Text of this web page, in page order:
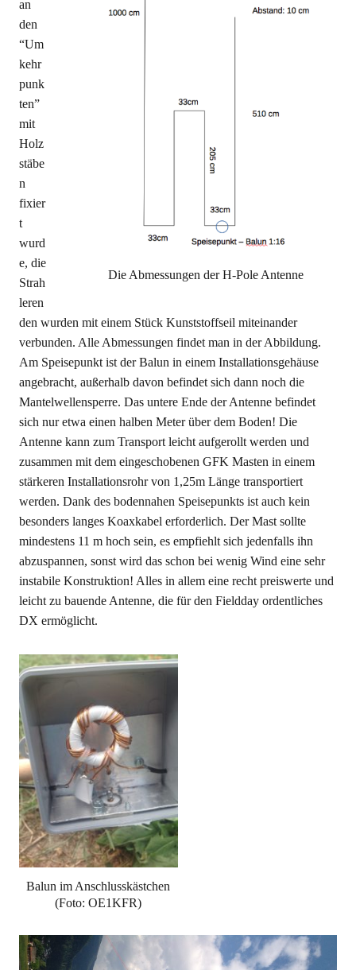
Die Abmessungen der H-Pole Antenne
an
den
“Um
kehr
punk
ten”
mit
Holz
stäbe
n
fixier
t
wurd
e, die
Strah
leren
den wurden mit einem Stück Kunststoffseil miteinander
verbunden. Alle Abmessungen findet man in der Abbildung.
Am Speisepunkt ist der Balun in einem Installationsgehäuse
angebracht, außerhalb davon befindet sich dann noch die
Mantelwellensperre. Das untere Ende der Antenne befindet
sich nur etwa einen halben Meter über dem Boden! Die
Antenne kann zum Transport leicht aufgerollt werden und
zusammen mit dem eingeschobenen GFK Masten in einem
stärkeren Installationsrohr von 1,25m Länge transportiert
werden. Dank des bodennahen Speisepunkts ist auch kein
besonders langes Koaxkabel erforderlich. Der Mast sollte
mindestens 11 m hoch sein, es empfiehlt sich jedenfalls ihn
abzuspannen, sonst wird das schon bei wenig Wind eine sehr
instabile Konstruktion! Alles in allem eine recht preiswerte und
leicht zu bauende Antenne, die für den Fieldday ordentliches
DX ermöglicht.
Balun im Anschlusskästchen
(Foto: OE1KFR)